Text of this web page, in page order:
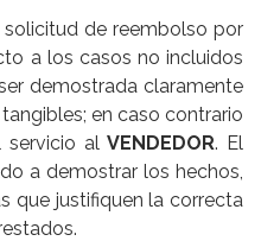
de reembolso por
a los casos no incluidos
demostrada claramente
en caso contrario
servicio alVENDEDOR. El
a demostrar los hechos,
que justifiquen la correcta